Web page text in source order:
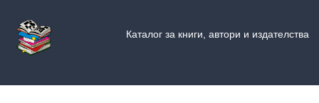
Каталог за книги, автори и издателства